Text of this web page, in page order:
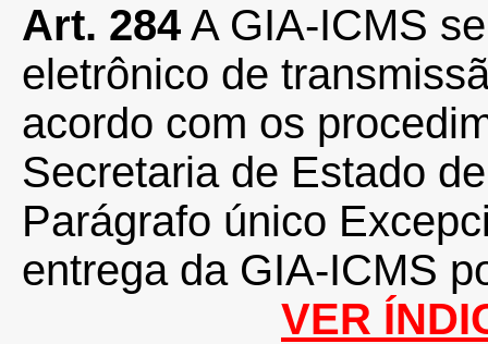
Art. 284 A GIA-ICMS
eletrônico de
acordo com os
Secretaria de Estado
Parágrafo único
entrega da GIA-ICMS
VER